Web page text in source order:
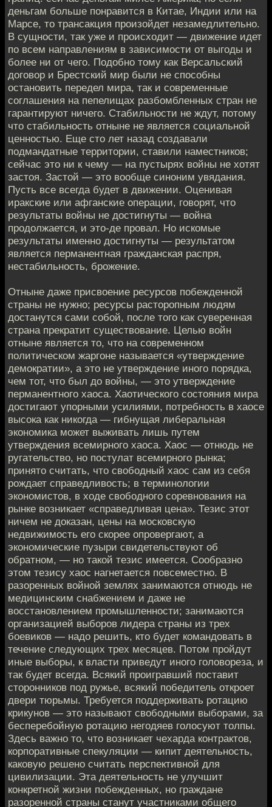
деньгам больше понравится в Китае, Индии или на
Марсе, то трансакция произойдет незамедлительно.
В сущности, так уже и происходит — движение идет
по всем направлениям в зависимости от выгоды и
более ни от чего. Подобно тому как Версальский
договор и Брестский мир были не способны
остановить передел мира, так и современные
соглашения на пепелищах разбомбленных стран не
гарантируют ничего. Стабильности не ждут, потому
что стабильность отныне не является социальной
ценностью. Еще сто лет назад создавали
подмандатные территории, ставили наместников;
сейчас это ни к чему — на пустырях войны не хотят
застоя. Застой — это вообще синоним увядания.
Пусть все всегда будет в движении. Оценивая
иракские или афганские операции, говорят, что
результаты войны не достигнуты — война
продолжается, и это-де провал. Но искомые
результаты именно достигнуты — результатом
является перманентная гражданская распря,
нестабильность, брожение.
Отныне даже присвоение ресурсов побежденной
страны не нужно; ресурсы расторопным людям
достанутся сами собой, после того как суверенная
страна прекратит существование. Целью войн
отныне является то, что на современном
политическом жаргоне называется «утверждение
демократии», а это не утверждение иного порядка,
чем тот, что был до войны, — это утверждение
перманентного хаоса. Хаотического состояния мира
достигают упорными усилиями, потребность в хаосе
высока как никогда — гибнущая либеральная
экономика может выживать лишь путем
утверждения всемирного хаоса. Хаос — отнюдь не
ругательство, но постулат всемирного рынка;
принято считать, что свободный хаос сам из себя
рождает справедливость; в терминологии
экономистов, в ходе свободного соревнования на
рынке возникает «справедливая цена». Тезис этот
ничем не доказан, цены на московскую
недвижимость его скорее опровергают, а
экономические пузыри свидетельствуют об
обратном, — но такой тезис имеется. Сообразно
этом тезису хаос нагнетается повсеместно. В
разоренных войной землях занимаются отнюдь не
медицинским снабжением и даже не
восстановлением промышленности; занимаются
организацией выборов лидера страны из трех
боевиков — надо решить, кто будет командовать в
течение следующих трех месяцев. Потом пройдут
иные выборы, к власти приведут иного головореза, и
так будет всегда. Всякий проигравший поставит
сторонников под ружье, всякий победитель откроет
двери тюрьмы. Требуется поддерживать ротацию
крикунов — это называют свободными выборами, за
бесперебойную ротацию негодяев голосуют толпы.
Здесь важно то, что возникает чехарда контрактов,
корпоративные спекуляции — кипит деятельность,
каковую решено считать перспективной для
цивилизации. Эта деятельность не улучшит
конкретной жизни побежденных, но граждане
разоренной страны станут участниками общего